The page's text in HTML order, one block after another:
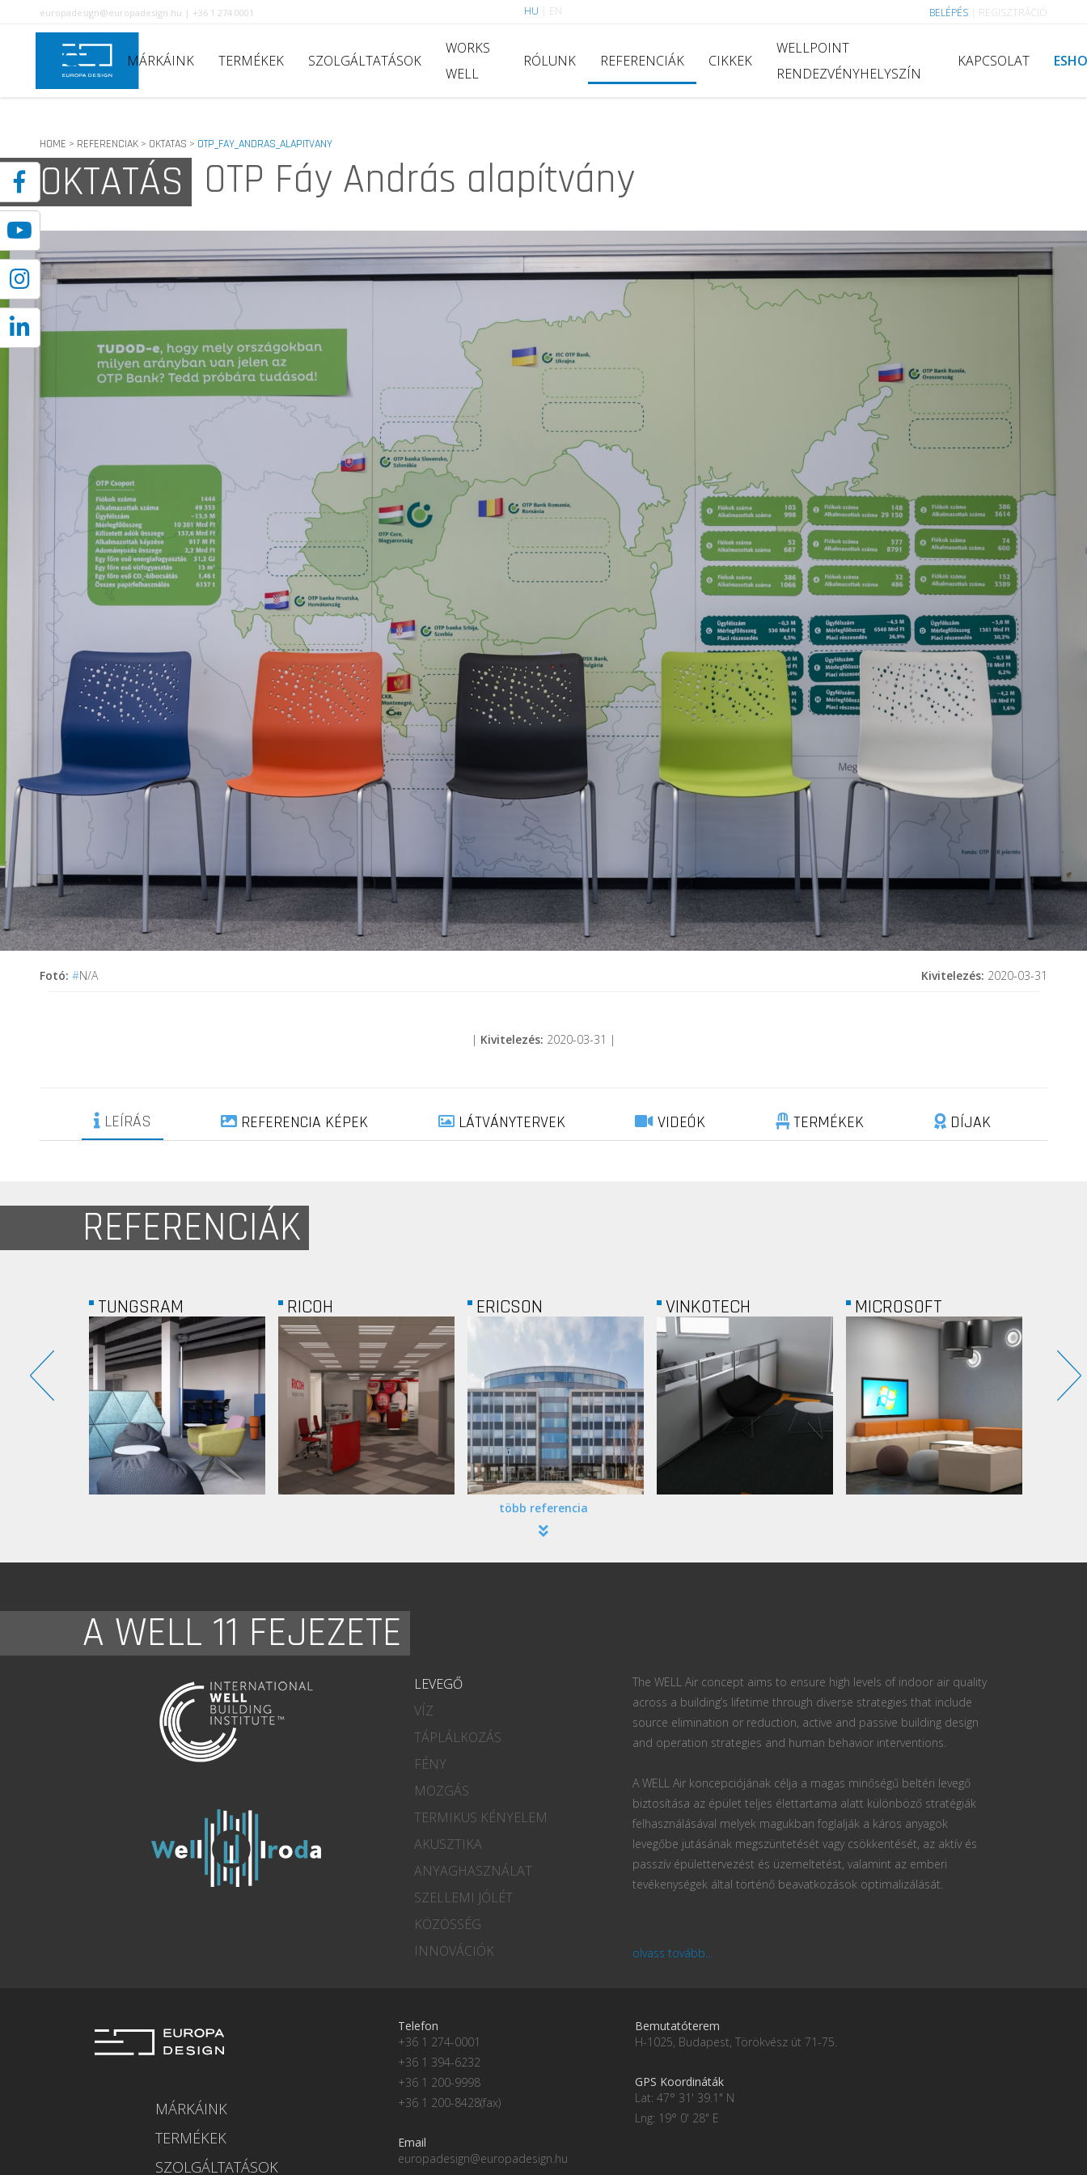
europadesign@europadesign.hu | +36 1 274 0001 HU EN BELÉPÉS REGISZTRÁCIÓ
MÁRKÁINK TERMÉKEK SZOLGÁLTATÁSOK
WORKS
WELL
RÓLUNK REFERENCIÁK CIKKEK
WELLPOINT
RENDEZVÉNYHELYSZÍN
KAPCSOLAT
HOME > REFERENCIAK> OKTATAS > OTP_FAY_ANDRAS_ALAPITVANY
OKTATÁS OTP Fáy András alapítvány
Fotó: #N/A Kivitelezés: 2020-03-31
| Kivitelezés: 2020-03-31 |
LEÍRÁS REFERENCIA KÉPEK LÁTVÁNYTERVEK VIDEÓK TERMÉKEK DÍJAK
REFERENCIÁK
RICOH ERICSON VINKOTECH MICROSOFT BLOCHAMPS
több referencia
A WELL 11 FEJEZETE
LEVEGŐ
VÍZ
TÁPLÁLKOZÁS
FÉNY
MOZGÁS
TERMIKUS KÉNYELEM
AKUSZTIKA
ANYAGHASZNÁLAT
SZELLEMI JÓLÉT
KÖZÖSSÉG
INNOVÁCIÓK
The WELL Air concept aims to ensure high levels of indoor air quality
across a building’s lifetime through diverse strategies that include
source elimination or reduction, active and passive building design
and operation strategies and human behavior interventions.
A WELL Air koncepciójának célja a magas minőségű beltéri levegő
biztosítása az épület teljes élettartama alatt különböző stratégiák
felhasználásával melyek magukban foglalják a káros anyagok
levegőbe jutásának megszüntetését vagy csökkentését, az aktív és
passzív épülettervezést és üzemeltetést, valamint az emberi
tevékenységek által történő beavatkozások optimalizálását.
olvass tovább...
MÁRKÁINK
TERMÉKEK
SZOLGÁLTATÁSOK
Telefon
+36 1 274-0001
+36 1 394-6232
+36 1 200-9998
+36 1 200-8428(fax)
Email
europadesign@europadesign.hu
Bemutatóterem
H-1025, Budapest, Törökvész út 71-75.
GPS Koordináták
Lat: 47° 31' 39.1" N
Lng: 19° 0' 28" E